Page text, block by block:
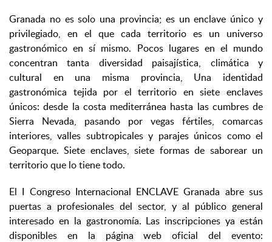
Granada no es solo una provincia; es un enclave único y
privilegiado, en el que cada territorio es un universo
gastronómico en sí mismo. Pocos lugares en el mundo
concentran tanta diversidad paisajística, climática y
cultural en una misma provincia, Una identidad
gastronómica tejida por el territorio en siete enclaves
únicos: desde la costa mediterránea hasta las cumbres de
Sierra Nevada, pasando por vegas fértiles, comarcas
interiores, valles subtropicales y parajes únicos como el
Geoparque. Siete enclaves, siete formas de saborear un
territorio que lo tiene todo.
El I Congreso Internacional ENCLAVE Granada abre sus
puertas a profesionales del sector, y al público general
interesado en la gastronomía. Las inscripciones ya están
disponibles en la página web oficial del evento: